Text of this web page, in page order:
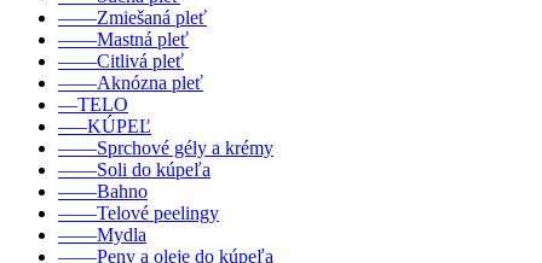
––––Zmiešaná pleť
––––Mastná pleť
––––Citlivá pleť
––––Aknózna pleť
––TELO
–––KÚPEĽ
––––Sprchové gély a krémy
––––Soli do kúpeľa
––––Bahno
––––Telové peelingy
––––Mydla
––––Peny a oleje do kúpeľa